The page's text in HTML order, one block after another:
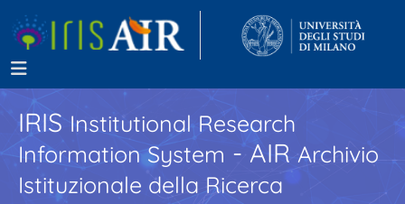
IRISInstitutional Research
Information System - AIR Archivio
Istituzionale della Ricerca